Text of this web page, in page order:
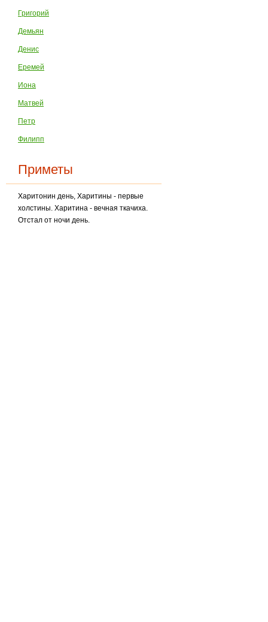
Григорий
Демьян
Денис
Еремей
Иона
Матвей
Петр
Филипп
Приметы
Харитонин день, Харитины - первые
холстины. Харитина - вечная ткачиха.
Отстал от ночи день.